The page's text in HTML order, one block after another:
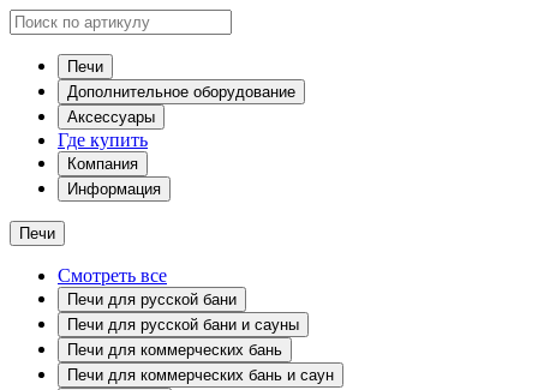
Печи
Дополнительное оборудование
Аксессуары
Где купить
Компания
Информация
Печи
Смотреть все
Печи для русской бани
Печи для русской бани и сауны
Печи для коммерческих бань
Печи для коммерческих бань и саун